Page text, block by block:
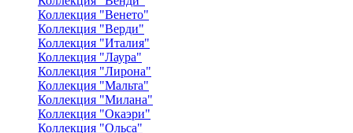
Коллекция "Венето"
Коллекция "Верди"
Коллекция "Италия"
Коллекция "Лаура"
Коллекция "Лирона"
Коллекция "Мальта"
Коллекция "Милана"
Коллекция "Окаэри"
Коллекция "Ольса"